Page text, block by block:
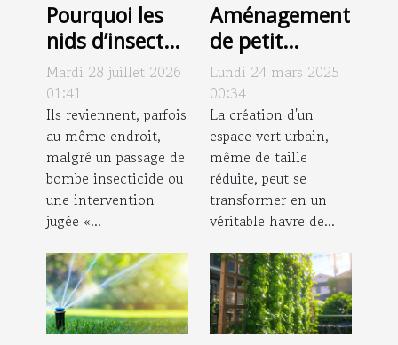
Pourquoi les
nids d’insectes
résistent-ils
encore malgré
les
traitements ?
Mardi 28 juillet 2026
01:41
Ils reviennent, parfois
au même endroit,
malgré un passage de
bombe insecticide ou
une intervention
jugée «...
Aménagement
de petit
espace vert
urbain
techniques et
astuces pour
un jardin
luxuriant
Lundi 24 mars 2025
00:34
La création d'un
espace vert urbain,
même de taille
réduite, peut se
transformer en un
véritable havre de...